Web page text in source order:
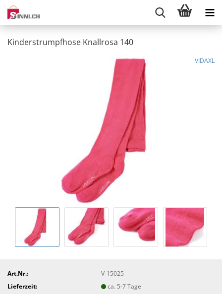
Kinderstrumpfhose Knallrosa 140
VIDAXL
Art.Nr.:
V-15025
Lieferzeit:
ca. 5-7 Tage